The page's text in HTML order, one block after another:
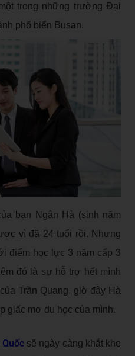
trong những trường Đại
phố biển Busan.
bạn Ngân Hà (sinh năm
vì đã 24 tuổi rồi. Nhưng
điểm học lực 3 năm cấp 3
đó là sự hỗ trợ hết mình
Trần Quang, giờ đây Hà
giấc mơ du học của mình.
Quốc sẽ ngày càng khắt khe